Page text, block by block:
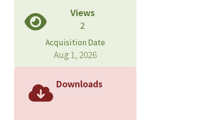
Views
2
Acquisition Date
Aug 1, 2026
Downloads